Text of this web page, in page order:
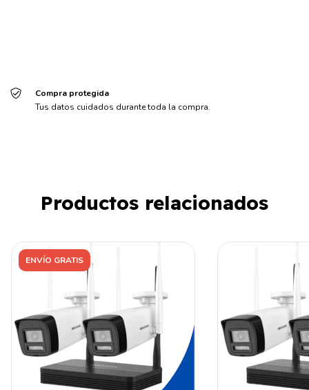
Compra protegida
Tus datos cuidados durante toda la compra.
Productos relacionados
ENVÍO GRATIS